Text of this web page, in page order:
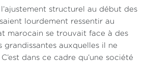
l’ajustement structurel au début des
lourdement ressentir au
marocain se trouvait face à des
grandissantes auxquelles il ne
dans ce cadre qu’une société